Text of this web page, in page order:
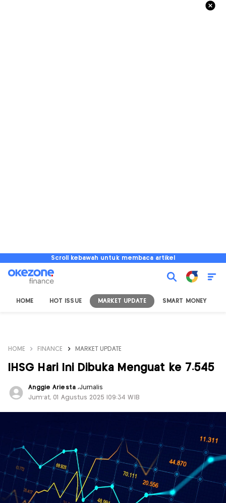
Scroll kebawah untuk membaca artikel
HOME HOT ISSUE MARKET UPDATE SMART MONEY
HOME FINANCE MARKET UPDATE
IHSG Hari Ini Dibuka Menguat ke 7.545
Anggie Ariesta ,Jurnalis
Jum'at, 01 Agustus 2025 |09:34 WIB